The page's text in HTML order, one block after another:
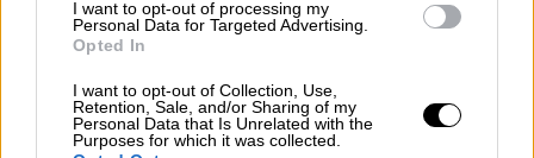
I want to opt-out of processing my
Personal Data for Targeted Advertising.
Opted In
I want to opt-out of Collection, Use,
Retention, Sale, and/or Sharing of my
Personal Data that Is Unrelated with the
Purposes for which it was collected.
Οικονομικών,Κυριάκος Πιερρακάκης ,
των νέων κανόνων, ζητώντας μάλιστα να
τεθούν σε εφαρμογή από τις αρχές του 2026.